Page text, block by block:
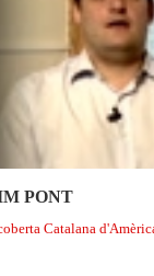
PONT
Catalana